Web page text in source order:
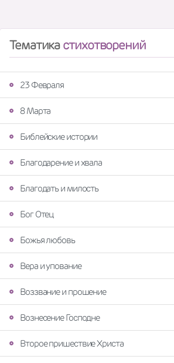
Тематикастихотворений
23 Февраля
8 Марта
Библейские истории
Благодарение и хвала
Благодать и милость
Бог Отец
Божья любовь
Вера и упование
Воззвание и прошение
Вознесение Господне
Второе пришествие Христа